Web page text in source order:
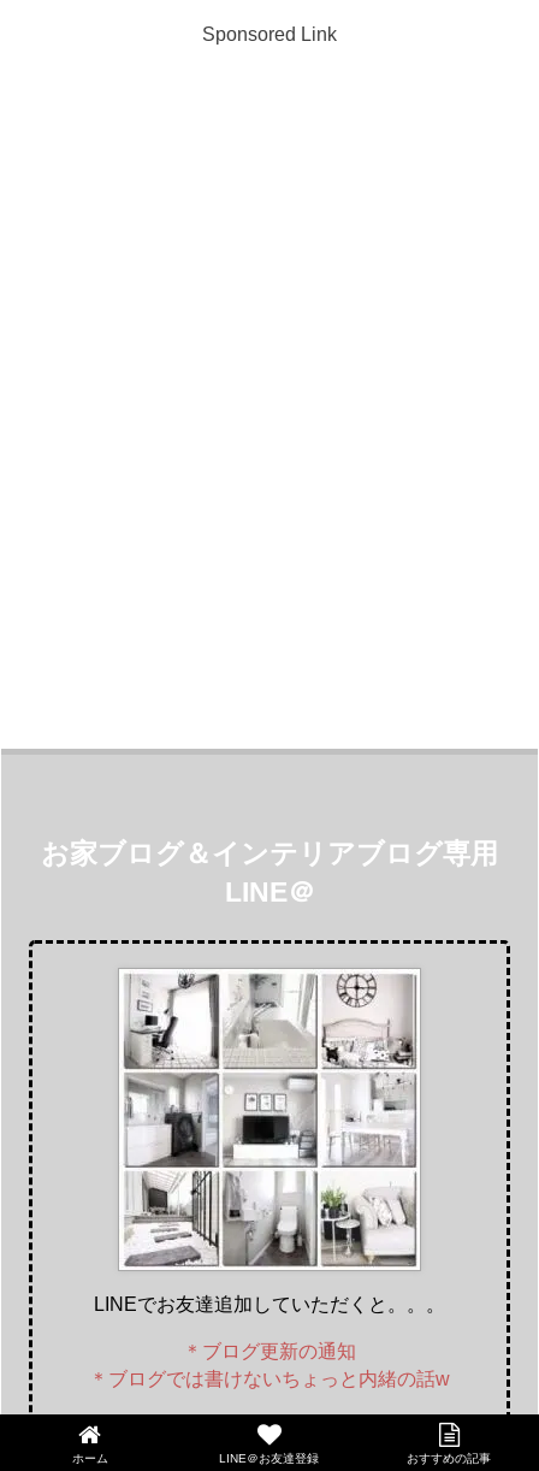
Sponsored Link
お家ブログ＆インテリアブログ専用
LINE＠
LINEでお友達追加していただくと。。。
＊ブログ更新の通知
＊ブログでは書けないちょっと内緒の話w
などを配信させていただきます♪
ホーム LINE＠お友達登録 おすすめの記事
LINE@